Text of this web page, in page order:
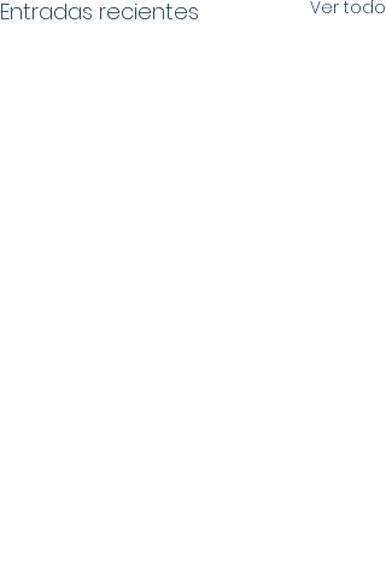
Entradas recientes Ver todo